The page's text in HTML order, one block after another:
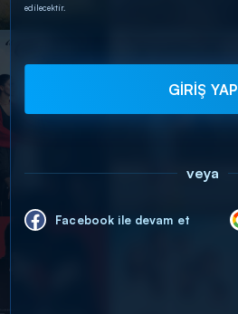
edilecektir.
GİRİŞ YAP
veya
Facebook ile devam et